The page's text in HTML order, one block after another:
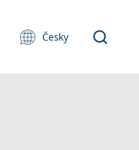
Česky